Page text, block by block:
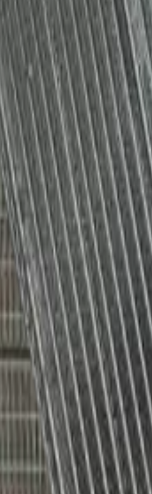
Barras Led para TV Soporte TécnicoLGP/
AC LG - REP-
LG. Encargada del
aires acondicionados LG. Su función
ideal cuando el equipo presenta